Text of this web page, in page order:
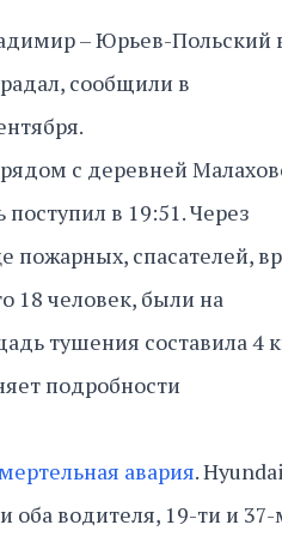
– Юрьев-Польский
сообщили в
с деревней
в 19:51. Через
пожарных, спасателей,
18 человек, были на
тушения составила 4
подробности
авария. Hyundai
оба водителя, 19-ти и